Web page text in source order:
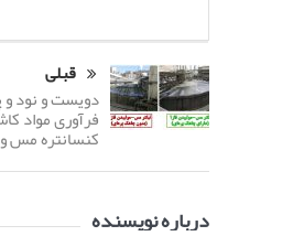
قبلی
دویست و نود و
فرآوری مواد
کنسانتره
درباره نویسنده